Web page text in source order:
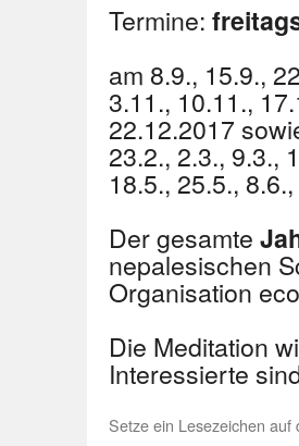
Termine:
am 8.9., 15.9.,
3.11., 10.11.,
22.12.2017
23.2., 2.3., 9.3.,
18.5., 25.5.,
Der gesamte
nepalesischen
Organisation
Die Meditation
Interessierte
Setze ein Lesezeichen auf